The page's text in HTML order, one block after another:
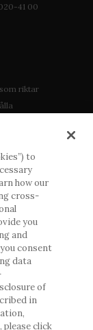
41 00
riktar
som
rättslig
i
inget
som
denna
är inte
to
how our
cross-
you
and
consent
data
of
in
click